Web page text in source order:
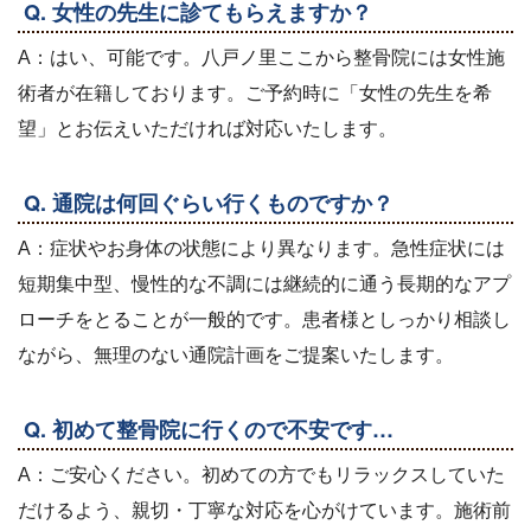
Q. 女性の先生に診てもらえますか？
A：はい、可能です。八戸ノ里ここから整骨院には女性施
術者が在籍しております。ご予約時に「女性の先生を希
望」とお伝えいただければ対応いたします。
Q. 通院は何回ぐらい行くものですか？
A：症状やお身体の状態により異なります。急性症状には
短期集中型、慢性的な不調には継続的に通う長期的なアプ
ローチをとることが一般的です。患者様としっかり相談し
ながら、無理のない通院計画をご提案いたします。
Q. 初めて整骨院に行くので不安です…
A：ご安心ください。初めての方でもリラックスしていた
だけるよう、親切・丁寧な対応を心がけています。施術前